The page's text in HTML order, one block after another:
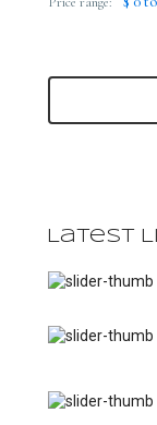
Latest